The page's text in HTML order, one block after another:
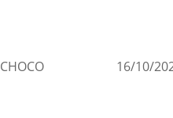
CHOCO 16/10/